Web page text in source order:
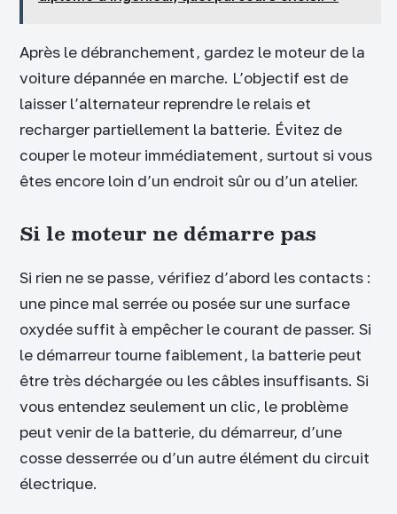
Après le débranchement, gardez le moteur de la
voiture dépannée en marche. L’objectif est de
laisser l’alternateur reprendre le relais et
recharger partiellement la batterie. Évitez de
couper le moteur immédiatement, surtout si vous
êtes encore loin d’un endroit sûr ou d’un atelier.
Si le moteur ne démarre pas
Si rien ne se passe, vérifiez d’abord les contacts :
une pince mal serrée ou posée sur une surface
oxydée suffit à empêcher le courant de passer. Si
le démarreur tourne faiblement, la batterie peut
être très déchargée ou les câbles insuffisants. Si
vous entendez seulement un clic, le problème
peut venir de la batterie, du démarreur, d’une
cosse desserrée ou d’un autre élément du circuit
électrique.